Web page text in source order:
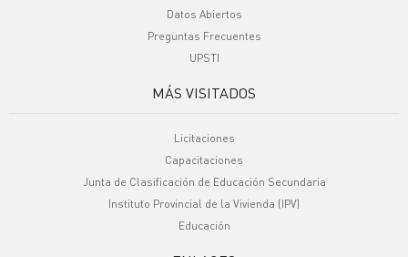
Datos Abiertos
Preguntas Frecuentes
UPSTI
MÁS VISITADOS
Licitaciones
Capacitaciones
Junta de Clasificación de Educación Secundaria
Instituto Provincial de la Vivienda (IPV)
Educación